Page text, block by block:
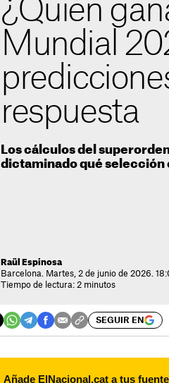
¿Quién
Mundial
respuesta
Los cálculos del
dictaminado qué selección
Raül Espinosa
Barcelona. Martes, 2 de junio de 2026.
Tiempo de lectura: 2 minutos
SEGUIR EN
Añade ElNacional.cat a tus